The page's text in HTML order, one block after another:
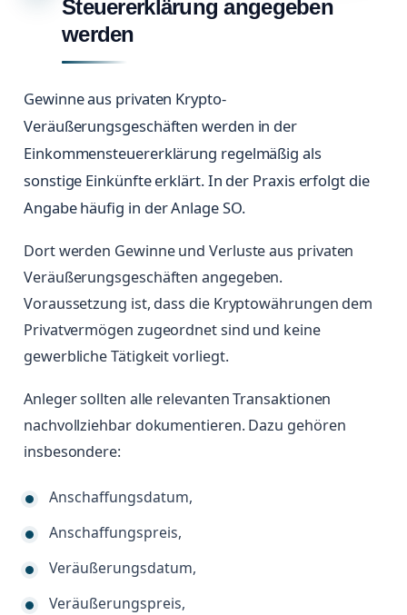
Steuererklärung angegeben
werden
Gewinne aus privaten Krypto-
Veräußerungsgeschäften werden in der
Einkommensteuererklärung regelmäßig als
sonstige Einkünfte erklärt. In der Praxis erfolgt die
Angabe häufig in der Anlage SO.
Dort werden Gewinne und Verluste aus privaten
Veräußerungsgeschäften angegeben.
Voraussetzung ist, dass die Kryptowährungen dem
Privatvermögen zugeordnet sind und keine
gewerbliche Tätigkeit vorliegt.
Anleger sollten alle relevanten Transaktionen
nachvollziehbar dokumentieren. Dazu gehören
insbesondere:
Anschaffungsdatum,
Anschaffungspreis,
Veräußerungsdatum,
Veräußerungspreis,